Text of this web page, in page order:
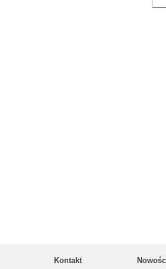
Kontakt